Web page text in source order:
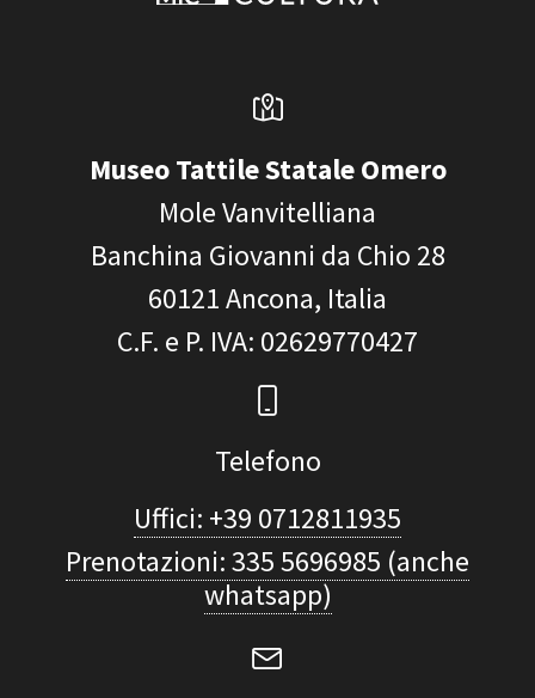
Museo Tattile Statale Omero
Mole Vanvitelliana
Banchina Giovanni da Chio 28
60121Ancona, Italia
C.F. e P. IVA: 02629770427
Telefono
Uffici: +39 0712811935
Prenotazioni: 335 5696985 (anche
whatsapp)